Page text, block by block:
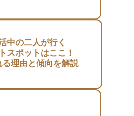
中の二人が行く
スポットはここ！
理由と傾向を解説